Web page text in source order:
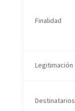
Finalidad
Legitimación
Destinatarios